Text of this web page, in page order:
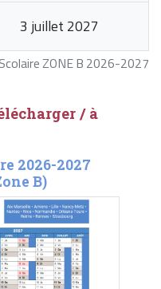
ZONE B 2026-2027
3 juillet 2027
/ à
2026-2027
B)